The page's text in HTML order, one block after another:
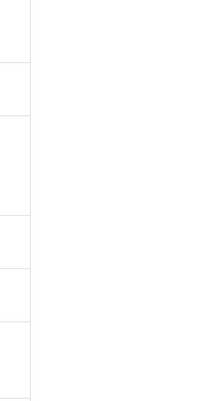
するものではありません。
は出荷製品に未対応品が
限り、2022年1月12日よ